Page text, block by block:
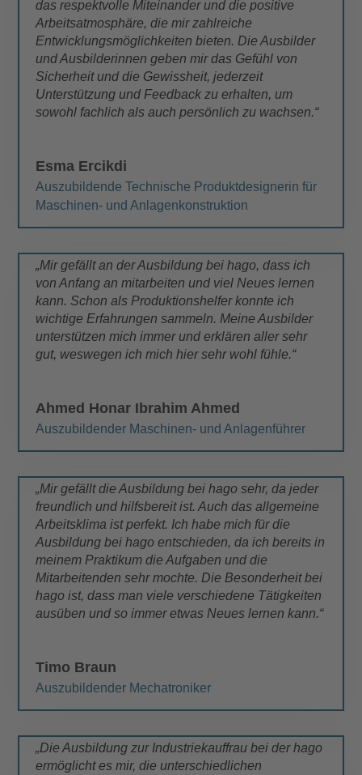
das respektvolle Miteinander und die positive
Arbeitsatmosphäre, die mir zahlreiche
Entwicklungsmöglichkeiten bieten. Die Ausbilder
und Ausbilderinnen geben mir das Gefühl von
Sicherheit und die Gewissheit, jederzeit
Unterstützung und Feedback zu erhalten, um
sowohl fachlich als auch persönlich zu wachsen.“
Esma Ercikdi
Auszubildende Technische Produktdesignerin für
Maschinen- und Anlagenkonstruktion
„Mir gefällt an der Ausbildung bei hago, dass ich
von Anfang an mitarbeiten und viel Neues lernen
kann. Schon als Produktionshelfer konnte ich
wichtige Erfahrungen sammeln. Meine Ausbilder
unterstützen mich immer und erklären aller sehr
gut, weswegen ich mich hier sehr wohl fühle.“
Ahmed Honar Ibrahim Ahmed
Auszubildender Maschinen- und Anlagenführer
„Mir gefällt die Ausbildung bei hago sehr, da jeder
freundlich und hilfsbereit ist. Auch das allgemeine
Arbeitsklima ist perfekt. Ich habe mich für die
Ausbildung bei hago entschieden, da ich bereits in
meinem Praktikum die Aufgaben und die
Mitarbeitenden sehr mochte. Die Besonderheit bei
hago ist, dass man viele verschiedene Tätigkeiten
ausüben und so immer etwas Neues lernen kann.“
Timo Braun
Auszubildender Mechatroniker
„Die Ausbildung zur Industriekauffrau bei der hago
ermöglicht es mir, die unterschiedlichen